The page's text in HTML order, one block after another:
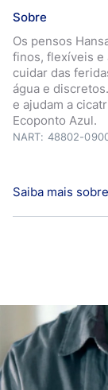
Sobre
Os pensos
finos, flexíveis e
cuidar das
água e
e ajudam a
Ecoponto Azul.
NART: 48802-
Saiba mais
bactérias,
cicatrização
confiável, com
dias e
pensos não são
nem contêm